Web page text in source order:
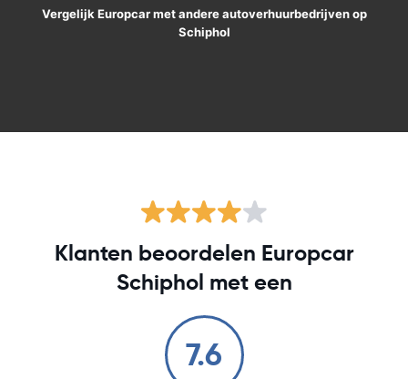
Vergelijk Europcar met andere autoverhuurbedrijven op
Schiphol
Klanten beoordelen Europcar
Schiphol met een
7.6